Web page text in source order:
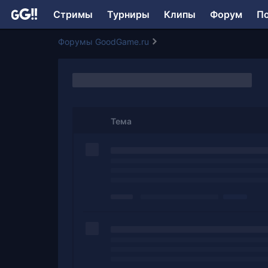
Стримы Турниры Клипы Форум
Форумы GoodGame.ru
Тема